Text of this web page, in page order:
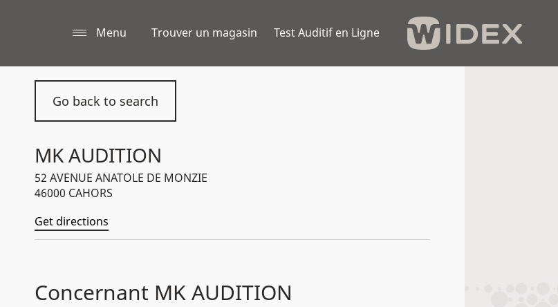
Menu Trouver un magasin Test Auditif en Ligne
Go back to search
MK AUDITION
52 AVENUE ANATOLE DE MONZIE
46000 CAHORS
Get directions
Concernant MK AUDITION